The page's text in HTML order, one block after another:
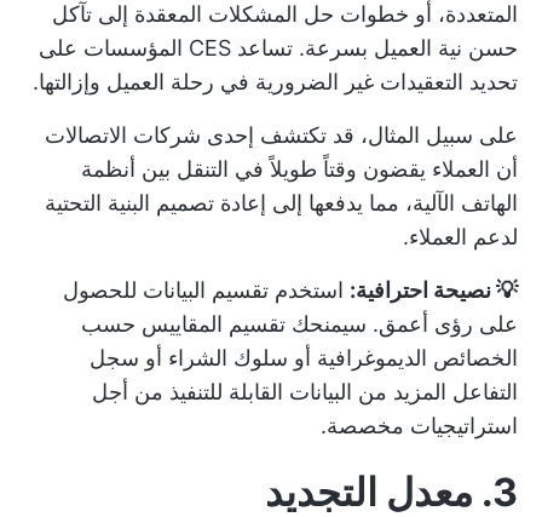
المتعددة، أو خطوات حل المشكلات المعقدة إلى تآكل
حسن نية العميل بسرعة. تساعد CES المؤسسات على
تحديد التعقيدات غير الضرورية في رحلة العميل وإزالتها.
على سبيل المثال، قد تكتشف إحدى شركات الاتصالات
أن العملاء يقضون وقتاً طويلاً في التنقل بين أنظمة
الهاتف الآلية، مما يدفعها إلى إعادة تصميم البنية التحتية
لدعم العملاء.
💡 نصيحة احترافية: استخدم تقسيم البيانات للحصول
على رؤى أعمق. سيمنحك تقسيم المقاييس حسب
الخصائص الديموغرافية أو سلوك الشراء أو سجل
التفاعل المزيد من البيانات القابلة للتنفيذ من أجل
استراتيجيات مخصصة.
3. معدل التجديد